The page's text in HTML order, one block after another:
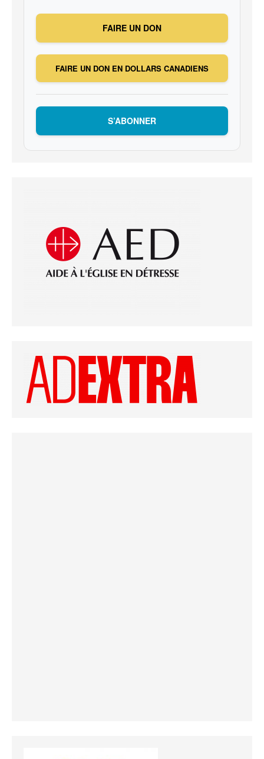
FAIRE UN DON
FAIRE UN DON EN DOLLARS CANADIENS
S’ABONNER